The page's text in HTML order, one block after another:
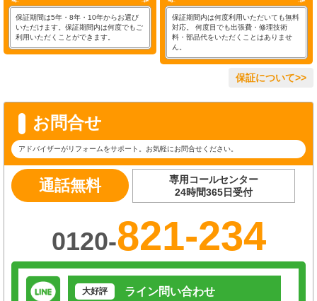
保証期間は5年・8年・10年からお選び
いただけます。保証期間内は何度でもご
利用いただくことができます。
保証期間内は何度利用いただいても無料
対応。 何度目でも出張費・修理技術
料・部品代をいただくことはありませ
ん。
保証について>>
お問合せ
アドバイザーがリフォームをサポート。お気軽にお問合せください。
通話無料
専用コールセンター
24時間365日受付
0120-821-234
大好評 ライン問い合わせ